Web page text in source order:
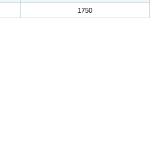
1750